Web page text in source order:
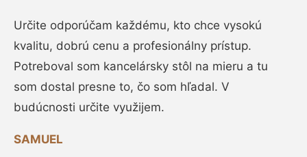
Určite odporúčam každému, kto chce vysokú
kvalitu, dobrú cenu a profesionálny prístup.
Potreboval som kancelársky stôl na mieru a tu
som dostal presne to, čo som hľadal. V
budúcnosti určite využijem.
SAMUEL